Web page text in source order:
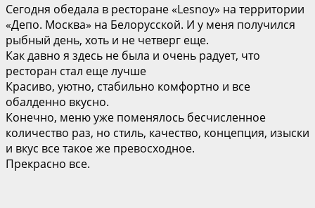
Сегодня обедала в ресторане «Lesnoy» на территории
«Депо. Москва» на Белорусской. И у меня получился
рыбный день, хоть и не четверг еще.
Как давно я здесь не была и очень радует, что
ресторан стал еще лучше
Красиво, уютно, стабильно комфортно и все
обалденно вкусно.
Конечно, меню уже поменялось бесчисленное
количество раз, но стиль, качество, концепция, изыски
и вкус все такое же превосходное.
Прекрасно все.